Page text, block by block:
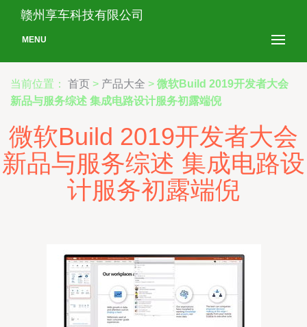
赣州享车科技有限公司
MENU
当前位置： 首页 > 产品大全 > 微软Build 2019开发者大会
新品与服务综述 集成电路设计服务初露端倪
微软Build 2019开发者大会
新品与服务综述 集成电路设
计服务初露端倪